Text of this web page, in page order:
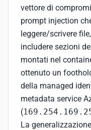
vettore di
prompt injection
leggere/scrivere
includere sezioni
montati nel
ottenuto un
della managed
metadata service
(
La